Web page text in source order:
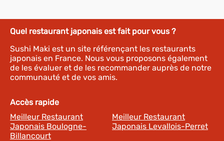
Quel restaurant japonais est fait pour vous ?
Sushi Maki est un site référençant les restaurants
japonais en France. Nous vous proposons également
de les évaluer et de les recommander auprès de notre
communauté et de vos amis.
Accès rapide
Meilleur Restaurant
Japonais Boulogne-
Billancourt
Meilleur Restaurant
Japonais Levallois-Perret